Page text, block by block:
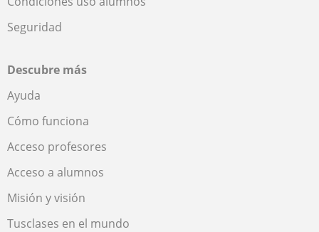
Seguridad
Descubre más
Ayuda
Cómo funciona
Acceso profesores
Acceso a alumnos
Misión y visión
Tusclases en el mundo